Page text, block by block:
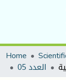
Home
العدد 05